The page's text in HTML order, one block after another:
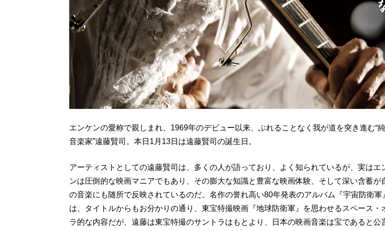
エンケンの愛称で親しまれ、1969年のデビュー以来、ぶれることなく我が道を突き進む“純
音楽家”遠藤賢司。本日1月13日は遠藤賢司の誕生日。
アーティストとしての遠藤賢司は、多くの人が語っており、よく知られているが、実はエ
ンは圧倒的な映画マニアでもあり、その膨大な知識と豊富な映画体験、そして深い含蓄が
の音楽にも随所で反映されているのだ。名作の誉れ高い80年発表のアルバム『宇宙防衛軍
は、タイトルからもお分かりの通り、東宝特撮映画『地球防衛軍』を思わせるスペース・
ラ的な内容だが、遠藤は東宝特撮のサントラはもとより、日本の映画音楽は宝であると公